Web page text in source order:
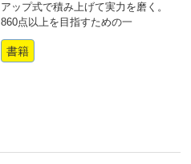
アップ式で積み上げて実力を磨く。
860点以上を目指すための一
書籍